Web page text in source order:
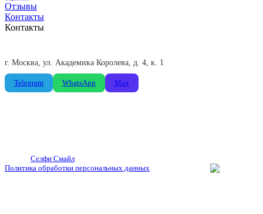
Отзывы
Контакты
Контакты
г. Москва, ул. Академика Королева, д. 4, к. 1
Telegram WhatsApp Max
Селфи Смайл
Политика обработки персональных данных